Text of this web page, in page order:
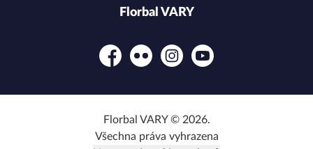
Florbal VARY
FacebookFlickr InstagramYouTube
Florbal VARY © 2026.
Všechna práva vyhrazena